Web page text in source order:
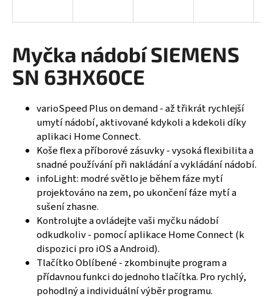
Myčka nádobí SIEMENS
SN 63HX60CE
varioSpeed Plus on demand - až třikrát rychlejší
umytí nádobí, aktivované kdykoli a kdekoli díky
aplikaci Home Connect.
Koše flex a příborové zásuvky - vysoká flexibilita a
snadné používání při nakládání a vykládání nádobí.
infoLight: modré světlo je během fáze mytí
projektováno na zem, po ukončení fáze mytí a
sušení zhasne.
Kontrolujte a ovládejte vaši myčku nádobí
odkudkoliv - pomocí aplikace Home Connect (k
dispozici pro iOS a Android).
Tlačítko Oblíbené - zkombinujte program a
přídavnou funkci do jednoho tlačítka. Pro rychlý,
pohodlný a individuální výběr programu.
í
t
?
HLEDAT